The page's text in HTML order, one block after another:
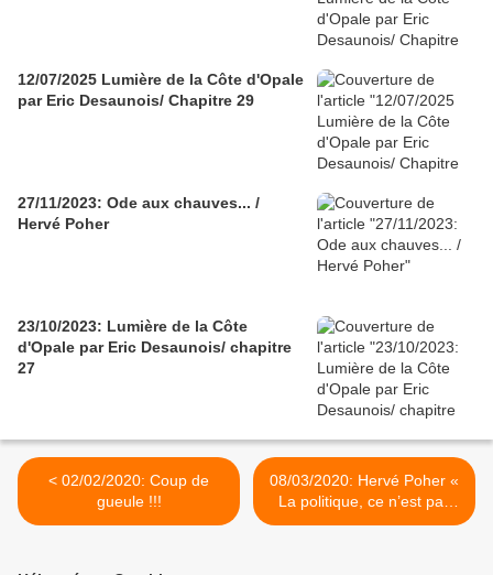
12/07/2025 Lumière de la Côte d'Opale
par Eric Desaunois/ Chapitre 29
27/11/2023: Ode aux chauves... /
Hervé Poher
23/10/2023: Lumière de la Côte
d'Opale par Eric Desaunois/ chapitre
27
< 02/02/2020: Coup de
gueule !!!
08/03/2020: Hervé Poher «
La politique, ce n’est pas
juste gérer un budget » >